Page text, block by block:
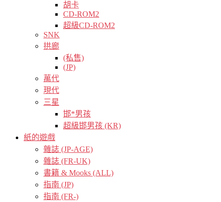
胡卡
CD-ROM2
超級CD-ROM2
SNK
拱廊
(私售)
(JP)
萬代
現代
三星
邯*男孩
超級邯男孩 (KR)
紙的遊戲
雜誌 (JP-AGE)
雜誌 (FR-UK)
書籍 & Mooks (ALL)
指南 (JP)
指南 (FR-)